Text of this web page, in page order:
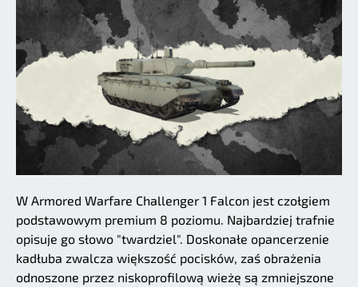
W Armored Warfare Challenger 1 Falcon jest czołgiem
podstawowym premium 8 poziomu. Najbardziej trafnie
opisuje go słowo "twardziel". Doskonałe opancerzenie
kadłuba zwalcza większość pocisków, zaś obrażenia
odnoszone przez niskoprofilową wieżę są zmniejszone